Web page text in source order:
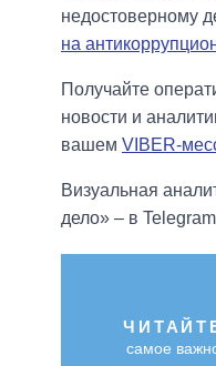
недостоверному
на
Получайте
новости и
вашем VIBER-
Визуальная
дело» – в
самое